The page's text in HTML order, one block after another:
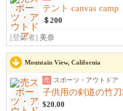
テント canvas camp
＄200
[登録者] 美奈
Mountain View, California
売 スポーツ・アウトドア
子供用の剣道の竹刀
$20.00